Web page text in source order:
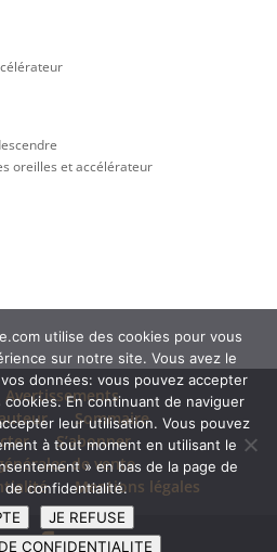
oreilles et accélérateur
Avertissements
Sommaire
S’abonner
de vente
Mentions légales
utilise des cookies pour vous
sur notre site. Vous avez le
données: vous pouvez accepter
En continuant de naviguer
leur utilisation. Vous pouvez
à tout moment en utilisant le
» en bas de la page de
de confidentialité.
JE REFUSE
CONFIDENTIALITE